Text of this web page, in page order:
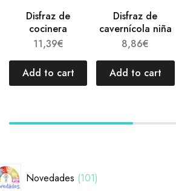
Disfraz de
cocinera
11,39€
Add to cart
Disfraz de
cavernícola niña
8,86€
Add to cart
Novedades 101